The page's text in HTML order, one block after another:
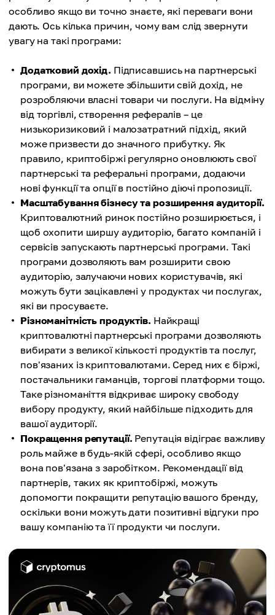
особливо якщо ви точно знаєте, які переваги вони
дають. Ось кілька причин, чому вам слід звернути
увагу на такі програми:
Додатковий дохід. Підписавшись на партнерські
програми, ви можете збільшити свій дохід, не
розробляючи власні товари чи послуги. На відміну
від торгівлі, створення рефералів – це
низькоризиковий і малозатратний підхід, який
може призвести до значного прибутку. Як
правило, криптобіржі регулярно оновлюють свої
партнерські та реферальні програми, додаючи
нові функції та опції в постійно діючі пропозиції.
Масштабування бізнесу та розширення аудиторії.
Криптовалютний ринок постійно розширюється, і
щоб охопити ширшу аудиторію, багато компаній і
сервісів запускають партнерські програми. Такі
програми дозволяють вам розширити свою
аудиторію, залучаючи нових користувачів, які
можуть бути зацікавлені у продуктах чи послугах,
які ви просуваєте.
Різноманітність продуктів. Найкращі
криптовалютні партнерські програми дозволяють
вибирати з великої кількості продуктів та послуг,
пов'язаних із криптовалютами. Серед них є біржі,
постачальники гаманців, торгові платформи тощо.
Таке різноманіття відкриває широку свободу
вибору продукту, який найбільше підходить для
вашої аудиторії.
Покращення репутації. Репутація відіграє важливу
роль майже в будь-якій сфері, особливо якщо
вона пов'язана з заробітком. Рекомендації від
партнерів, таких як криптобіржі, можуть
допомогти покращити репутацію вашого бренду,
оскільки вони можуть дати позитивні відгуки про
вашу компанію та її продукти чи послуги.